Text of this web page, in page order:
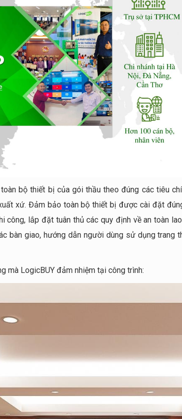
bộ thiết bị của gói thầu theo đúng các tiêu
xứ. Đảm bảo toàn bộ thiết bị được cài đặt
công, lắp đặt tuân thủ các quy định về an toàn
bàn giao, hướng dẫn người dùng sử dụng trang
mà LogicBUY đảm nhiệm tại công trình: